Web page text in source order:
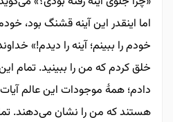
اما اینقدر این آینه قشنگ بود،
خودم را ببینم؛ آینه را دیدم!»
خلق کردم که من را ببینید. تمام
دادم؛ همۀ موجودات این عالم
هستند که من را نشان می‌‌دهند.